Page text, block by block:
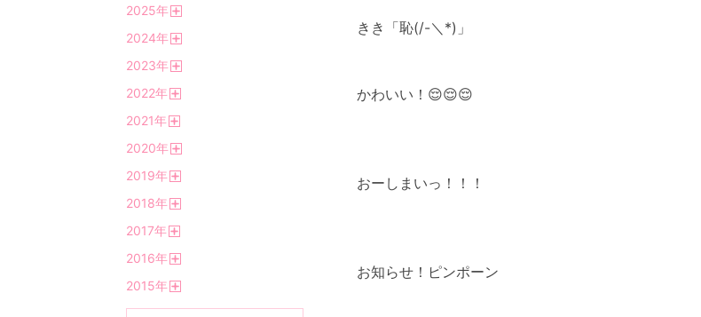
きき「恥(/-＼*)」
かわいい！😌😌😌
おーしまいっ！！！
お知らせ！ピンポーン
2025年
2024年
2023年
2022年
2021年
2020年
2019年
2018年
2017年
2016年
2015年